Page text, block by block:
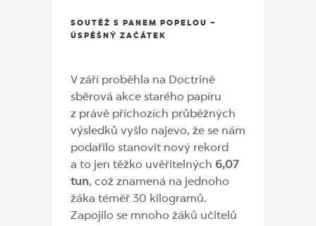
SOUTĚŽ S PANEM POPELOU –
ÚSPĚŠNÝ ZAČÁTEK
V září proběhla na Doctrině
sběrová akce starého papíru
z právě příchozích průběžných
výsledků vyšlo najevo, že se nám
podařilo stanovit nový rekord
a to jen těžko uvěřitelných 6,07
tun, což znamená na jednoho
žáka téměř 30 kilogramů.
Zapojilo se mnoho žáků učitelů